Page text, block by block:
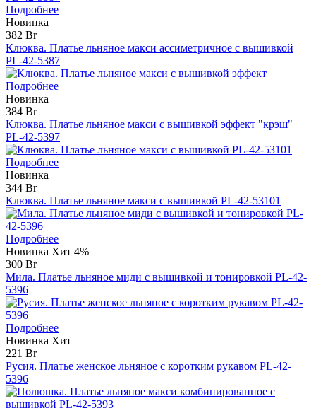
Подробнее
Новинка
382 Br
Клюква. Платье льняное макси ассиметричное с вышивкой
PL-42-5387
Подробнее
Новинка
384 Br
Клюква. Платье льняное макси с вышивкой эффект "крэш"
PL-42-5397
Подробнее
Новинка
344 Br
Клюква. Платье льняное макси с вышивкой PL-42-53101
Подробнее
Новинка Хит 4%
300 Br
Мила. Платье льняное миди с вышивкой и тонировкой PL-42-
5396
Подробнее
Новинка Хит
221 Br
Русия. Платье женское льняное с коротким рукавом PL-42-
5396